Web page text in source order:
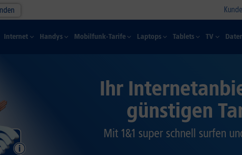
Internet Handys Mobilfunk-Tarife Laptops Tablets TV
Ihr
günstigen
Mit 1&1 super schnell surfen